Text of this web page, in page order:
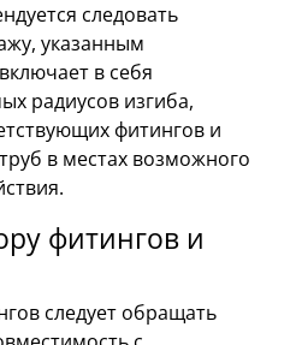
следовать
указанным
в себя
радиусов изгиба,
фитингов и
в местах возможного
фитингов и
следует обращать